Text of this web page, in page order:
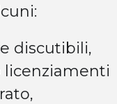
discutibili,
licenziamenti